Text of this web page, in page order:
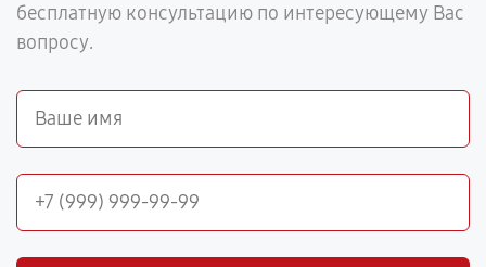
бесплатную консультацию по интересующему Вас
вопросу.